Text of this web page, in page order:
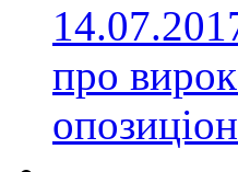
про